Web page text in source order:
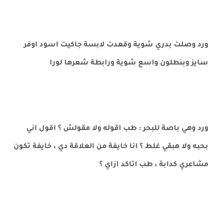
ورد وصلت بدري شوية وقعدت لابسة جاكيت اسود اوفر
سايز وبنطلون واسع شوية ورابطة شعرها لورا
ورد وهي باصة للبحر : طب اقوله ولا مقولش ؟ اقول اني
بحبه ولا هبقي غلط ؟ انا خايفة من العلاقة دي ، خايفة تكون
مشاعري كدابة ، طب اتاكد ازاي ؟